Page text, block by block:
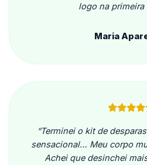
logo na primeira
Maria
“Terminei o kit de
sensacional… Meu corpo
Achei que desinchei